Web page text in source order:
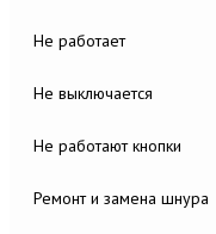
Не работает
Не выключается
Не работают кнопки
Ремонт и замена шнура